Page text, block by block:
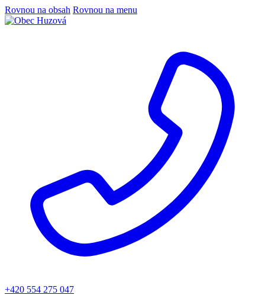
Rovnou na obsah Rovnou na menu
+420 554 275 047